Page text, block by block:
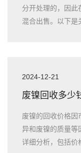
分开处理的，因此
混合出售。以下是
2024-12-21
废镍回收多少
废镍的回收价格因
异和废镍的质量等
详细分析，包括价